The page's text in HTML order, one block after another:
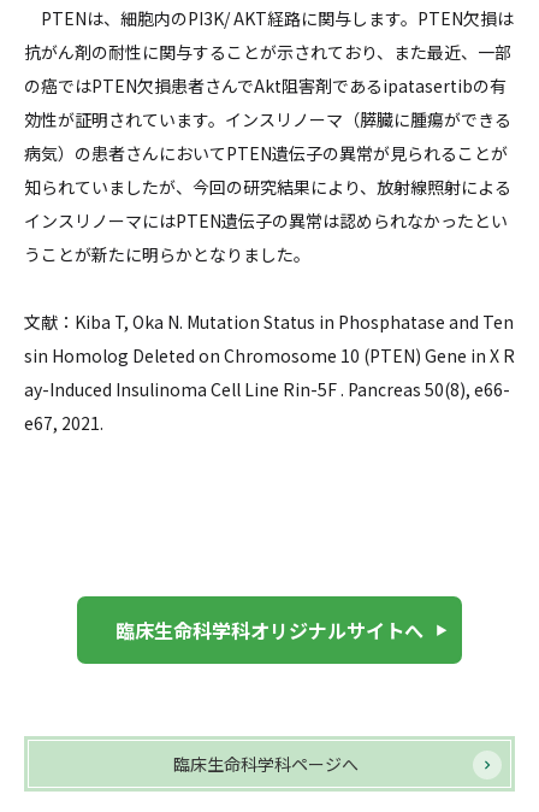
PTENは、細胞内のPI3K/ AKT経路に関与します。PTEN欠損は
抗がん剤の耐性に関与することが示されており、また最近、一部
の癌ではPTEN欠損患者さんでAkt阻害剤であるipatasertibの有
効性が証明されています。インスリノーマ（膵臓に腫瘍ができる
病気）の患者さんにおいてPTEN遺伝子の異常が見られることが
知られていましたが、今回の研究結果により、放射線照射による
インスリノーマにはPTEN遺伝子の異常は認められなかったとい
うことが新たに明らかとなりました。
文献：Kiba T, Oka N. Mutation Status in Phosphatase and Ten
sin Homolog Deleted on Chromosome 10 (PTEN) Gene in X R
ay-Induced Insulinoma Cell Line Rin-5F . Pancreas 50(8), e66-
e67, 2021.
臨床生命科学科オリジナルサイトへ
臨床生命科学科ページへ